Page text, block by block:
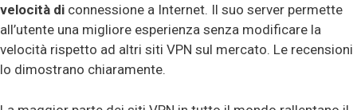
velocità di connessione a Internet. Il suo server permette
all’utente una migliore esperienza senza modificare la
velocità rispetto ad altri siti VPN sul mercato. Le recensioni
lo dimostrano chiaramente.